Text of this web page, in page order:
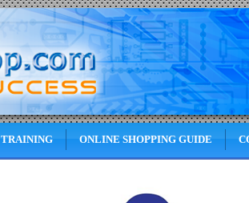
TRAINING ONLINE SHOPPING GUIDE